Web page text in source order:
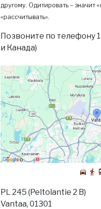
другому. Одитировать – значит
«рассчитывать».
Позвоните по телефону
и Канада)
PL 245 (Peltolantie 2 B)
Vantaa, 01301